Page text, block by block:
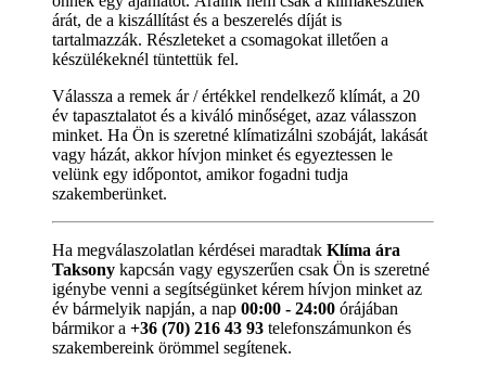
árát, de a kiszállítást és a beszerelés díját is
tartalmazzák. Részleteket a csomagokat illetően a
készülékeknél tüntettük fel.
Válassza a remek ár / értékkel rendelkező klímát, a 20
év tapasztalatot és a kiváló minőséget, azaz válasszon
minket. Ha Ön is szeretné klímatizálni szobáját, lakását
vagy házát, akkor hívjon minket és egyeztessen le
velünk egy időpontot, amikor fogadni tudja
szakemberünket.
Ha megválaszolatlan kérdései maradtak Klíma ára
Taksony kapcsán vagy egyszerűen csak Ön is szeretné
igénybe venni a segítségünket kérem hívjon minket az
év bármelyik napján, a nap 00:00 - 24:00 órájában
bármikor a +36 (70) 216 43 93 telefonszámunkon és
szakembereink örömmel segítenek.